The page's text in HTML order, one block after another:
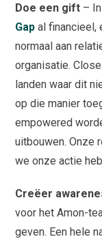
Doe een gift –
Gap al financieel,
normaal aan
organisatie.
landen waar dit
op die manier
empowered
uitbouwen. Onze
we onze actie
Creëer
voor het Amon-
geven. Een hele